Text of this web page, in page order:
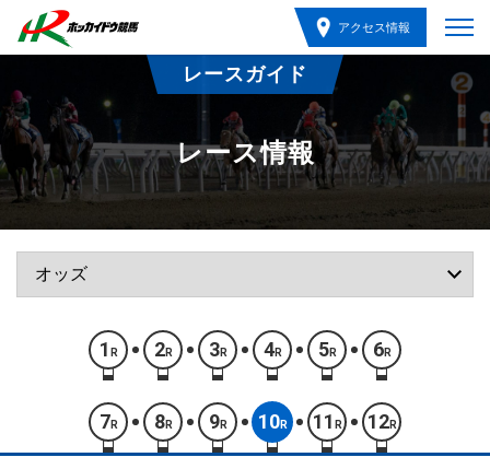
アクセス情報
レースガイド
レース情報
1 R 2R 3R 4R 5R 6R
7 R 8R 9R 10R 11 R 12R